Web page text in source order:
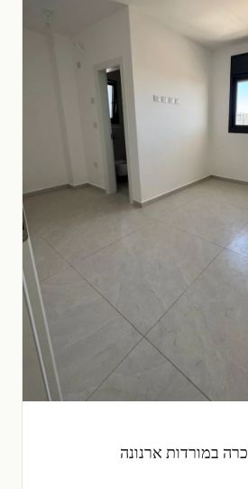
במורדות ארנונה